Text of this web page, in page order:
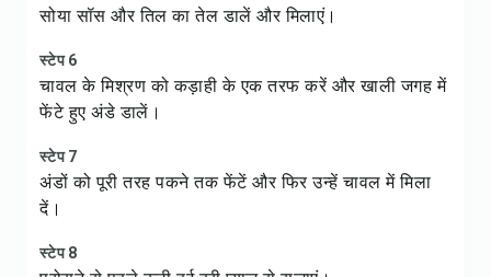
सोया सॉस और तिल का तेल डालें और मिलाएं।
स्टेप 6
चावल के मिश्रण को कड़ाही के एक तरफ करें और खाली जगह में
फेंटे हुए अंडे डालें।
स्टेप 7
अंडों को पूरी तरह पकने तक फेंटें और फिर उन्हें चावल में मिला
दें।
स्टेप 8